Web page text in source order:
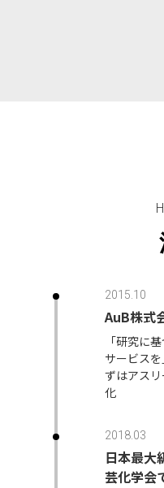
2015.10
AuB株式
「研究に
サービス
ずはアス
化
2018.03
日本最
芸化学会